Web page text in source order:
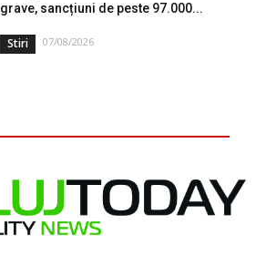
grave, sancțiuni de peste 97.000...
Stiri 07/08/2026